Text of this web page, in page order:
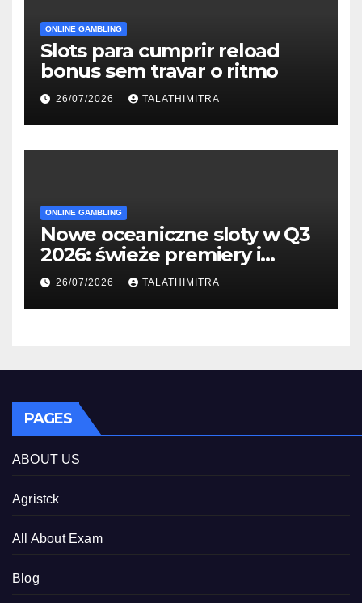
ONLINE GAMBLING
Slots para cumprir reload
bonus sem travar o ritmo
26/07/2026 TALATHIMITRA
ONLINE GAMBLING
Nowe oceaniczne sloty w Q3
2026: świeże premiery i
studia
26/07/2026 TALATHIMITRA
PAGES
ABOUT US
Agristck
All About Exam
Blog